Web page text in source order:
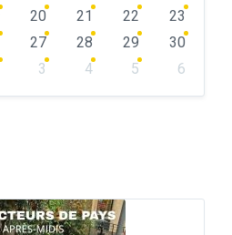
20 21 22
23
27 28 29
30
3 4 5
6